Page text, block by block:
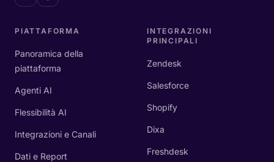
PIATTAFORMA
Panoramica della
piattaforma
Agenti AI
Flessibilità AI
Integrazioni e Canali
Dati e Report
INTEGRAZIONI
PRINCIPALI
Zendesk
Salesforce
Shopify
Dixa
Freshdesk